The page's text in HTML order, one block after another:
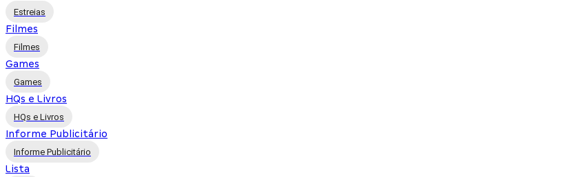
Estreias
Filmes
Filmes
Games
Games
HQs e Livros
HQs e Livros
Informe Publicitário
Informe Publicitário
Lista